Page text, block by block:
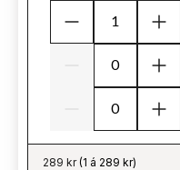
289 kr(1 á 289 kr)